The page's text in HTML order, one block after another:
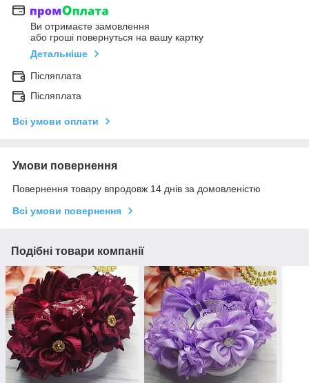
Ви отримаєте замовлення
або гроші повернуться на вашу картку
Детальніше
Післяплата
Післяплата
Всі умови оплати
Умови повернення
Повернення товару впродовж 14 днів за домовленістю
Всі умови повернення
Подібні товари компанії